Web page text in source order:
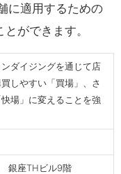
に適用するための
ができます。
ダイジングを通じて店
しやすい「買場」、さ
場」に変えることを強
銀座THビル9階